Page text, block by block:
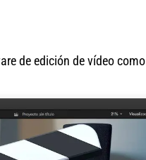
de edición de vídeo como